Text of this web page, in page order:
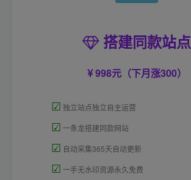
搭建同款站点
998元（下月涨300）
☑ 独立站点独立自主运营
☑ 一条龙搭建同款网站
☑ 自动采集365天自动更新
☑ 一手无水印资源永久免费